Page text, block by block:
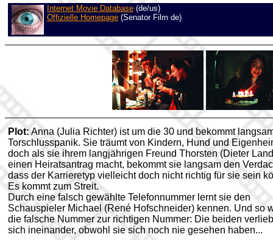
Internet Movie Database (de/us)
Offizielle Homepage (Senator Film de)
Plot:Anna (Julia Richter) ist um die 30 und bekommt
Torschlusspanik. Sie träumt von Kindern, Hund und
doch als sie ihrem langjährigen Freund Thorsten (Dieter
einen Heiratsantrag macht, bekommt sie langsam den
dass der Karrieretyp vielleicht doch nicht richtig für sie sein
Es kommt zum Streit.
Durch eine falsch gewählte Telefonnummer lernt sie den
Schauspieler Michael (René Hofschneider) kennen. Und so
die falsche Nummer zur richtigen Nummer: Die beiden
sich ineinander, obwohl sie sich noch nie gesehen haben...